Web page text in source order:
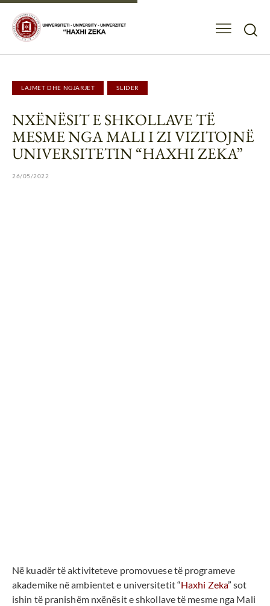
LAJMET DHE NGJARJET SLIDER
NXËNËSIT E SHKOLLAVE TË
MESME NGA MALI I ZI VIZITOJNË
UNIVERSITETIN “HAXHI ZEKA”
26/05/2022
Në kuadër të aktiviteteve promovuese të programeve
akademike në ambientet e universitetit “Haxhi Zeka” sot
ishin të pranishëm nxënësit e shkollave të mesme nga Mali